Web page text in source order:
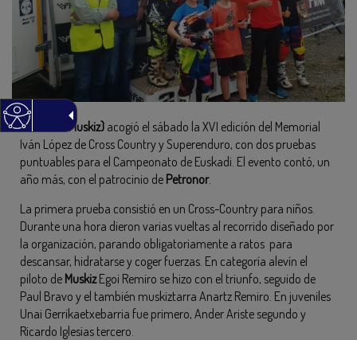
Kobaron (Muskiz) acogió el sábado la XVI edición del Memorial
Iván López de Cross Country y Superenduro, con dos pruebas
puntuables para el Campeonato de Euskadi. El evento contó, un
año más, con el patrocinio de Petronor.
La primera prueba consistió en un Cross-Country para niños.
Durante una hora dieron varias vueltas al recorrido diseñado por
la organización, parando obligatoriamente a ratos para
descansar, hidratarse y coger fuerzas. En categoría alevín el
piloto de MuskizEgoi Remiro se hizo con el triunfo, seguido de
Paul Bravo y el también muskiztarra Anartz Remiro. En juveniles
Unai Gerrikaetxebarria fue primero, Ander Ariste segundo y
Ricardo Iglesias tercero.